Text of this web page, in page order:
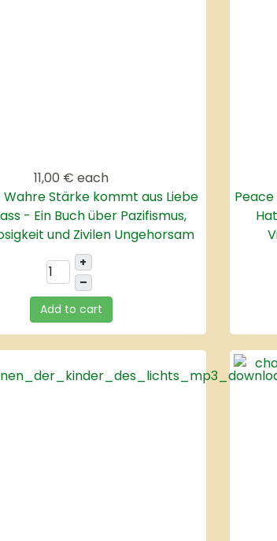
11,00 € each
Stärke kommt aus Liebe
- Ein Buch über Pazifismus,
und Zivilen Ungehorsam
+
–
Add to cart